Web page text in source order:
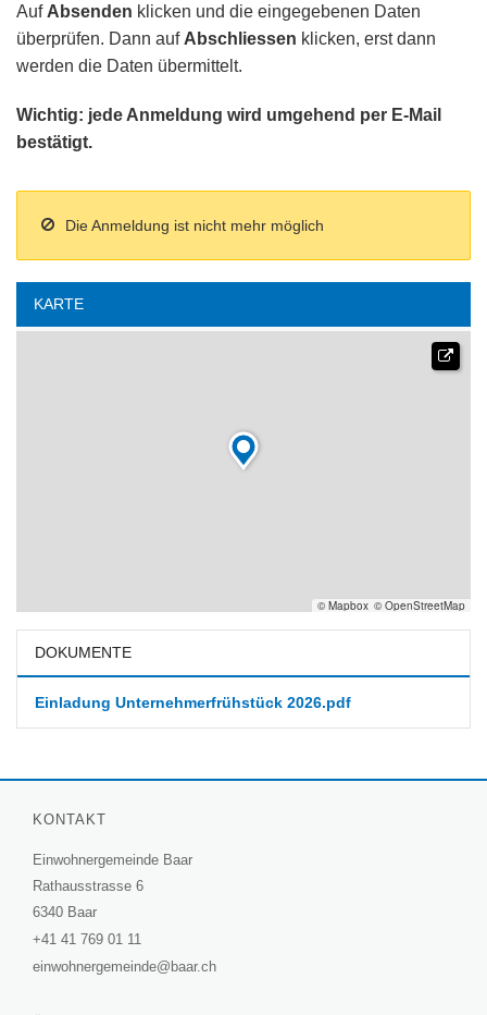
Auf Absenden klicken und die eingegebenen Daten
überprüfen. Dann auf Abschliessen klicken, erst dann
werden die Daten übermittelt.
Wichtig: jede Anmeldung wird umgehend per E-Mail
bestätigt.
Die Anmeldung ist nicht mehr möglich
KARTE

© Mapbox © OpenStreetMap
DOKUMENTE
Einladung Unternehmerfrühstück 2026.pdf
KONTAKT
Einwohnergemeinde Baar
Rathausstrasse 6
6340 Baar
+41 41 769 01 11
einwohnergemeinde@baar.ch